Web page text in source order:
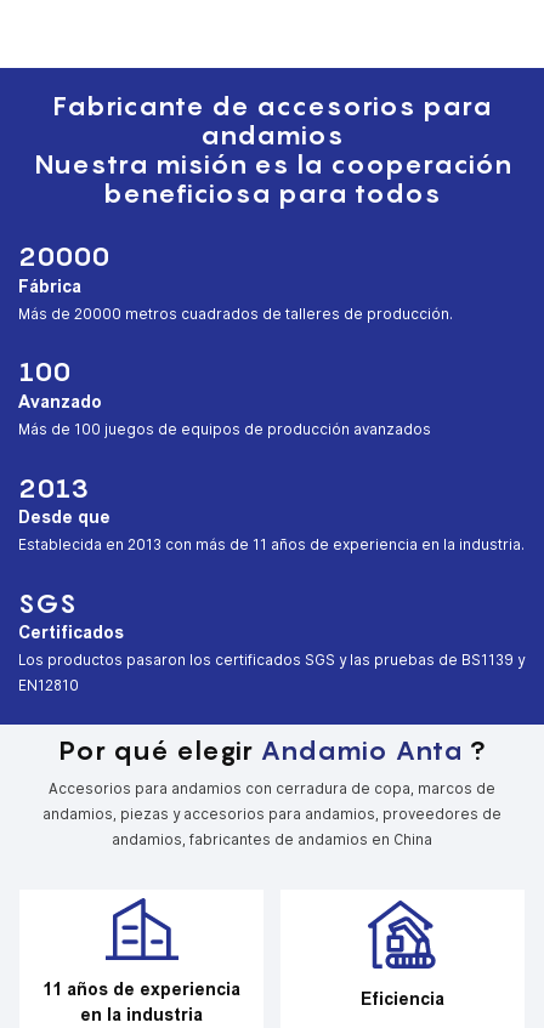
Fabricante de accesorios para
andamios
Nuestra misión es la cooperación
beneficiosa para todos
20000
Fábrica
︎Más de 20000 metros cuadrados de talleres de producción.
100
Avanzado
︎Más de 100 juegos de equipos de producción avanzados
2013
Desde que
︎Establecida en 2013 con más de 11 años de experiencia en la industria.
SGS
Certificados
︎Los productos pasaron los certificados SGS y las pruebas de BS1139 y
EN12810
Por qué elegir Andamio Anta ?
Accesorios para andamios con cerradura de copa, marcos de
andamios, piezas y accesorios para andamios, proveedores de
andamios, fabricantes de andamios en China
11 años de experiencia
en la industria
Eficiencia